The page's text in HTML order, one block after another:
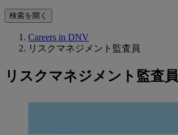
検索を開く
Careers in DNV
リスクマネジメント監査員
リスクマネジメント監査員